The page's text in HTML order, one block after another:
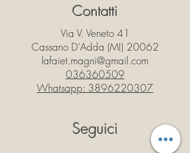
Contatti
Via V. Veneto 41
Cassano D'Adda (MI) 20062
lafaiet.magni@gmail.com
036360509
Whatsapp: 3896220307
Seguici